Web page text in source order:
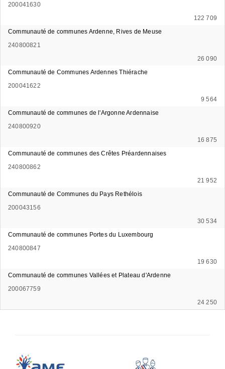
200041630
122 709
Communauté de communes Ardenne, Rives de Meuse
240800821
26 090
Communauté de Communes Ardennes Thiérache
200041622
9 564
Communauté de communes de l'Argonne Ardennaise
240800920
16 875
Communauté de communes des Crêtes Préardennaises
240800862
21 952
Communauté de Communes du Pays Rethélois
200043156
30 534
Communauté de communes Portes du Luxembourg
240800847
19 630
Communauté de communes Vallées et Plateau d'Ardenne
200067759
24 250